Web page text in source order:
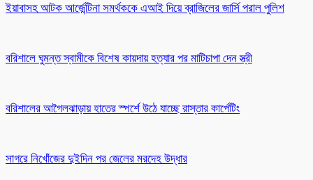
ইয়াবাসহ আটক আর্জেন্টিনা সমর্থককে এআই দিয়ে ব্রাজিলের জার্সি পরাল পুলিশ
বরিশালে ঘুমন্ত স্বামীকে বিশেষ কায়দায় হত্যার পর মাটিচাপা দেন স্ত্রী
বরিশালের আগৈলঝাড়ায় হাতের স্পর্শে উঠে যাচ্ছে রাস্তার কার্পেটিং
সাগরে নিখোঁজের দুইদিন পর জেলের মরদেহ উদ্ধার